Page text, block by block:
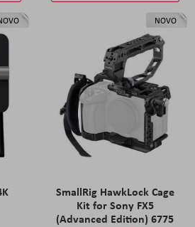
NOVO
SmallRig HawkLock Cage
Kit for Sony FX5
(Advanced Edition) 6775